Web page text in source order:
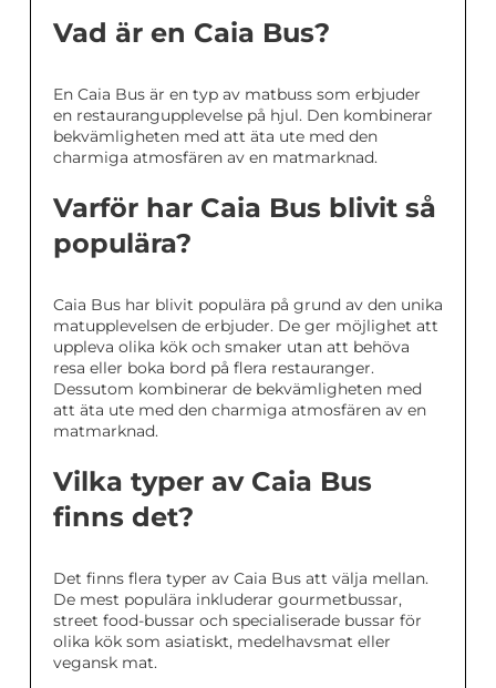
Vad är en Caia Bus?
En Caia Bus är en typ av matbuss som erbjuder
en restaurangupplevelse på hjul. Den kombinerar
bekvämligheten med att äta ute med den
charmiga atmosfären av en matmarknad.
Varför har Caia Bus blivit så
populära?
Caia Bus har blivit populära på grund av den unika
matupplevelsen de erbjuder. De ger möjlighet att
uppleva olika kök och smaker utan att behöva
resa eller boka bord på flera restauranger.
Dessutom kombinerar de bekvämligheten med
att äta ute med den charmiga atmosfären av en
matmarknad.
Vilka typer av Caia Bus
finns det?
Det finns flera typer av Caia Bus att välja mellan.
De mest populära inkluderar gourmetbussar,
street food-bussar och specialiserade bussar för
olika kök som asiatiskt, medelhavsmat eller
vegansk mat.